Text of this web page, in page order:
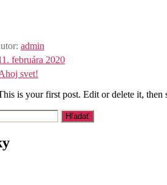
admin
februára 2020
svet!
is your first post. Edit or delete it, then